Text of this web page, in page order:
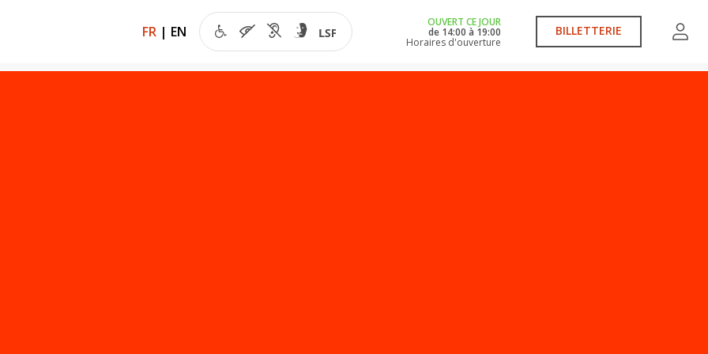
FR | EN
OUVERT CE JOUR
de 14:00 à 19:00
Horaires d'ouverture
BILLETTERIE